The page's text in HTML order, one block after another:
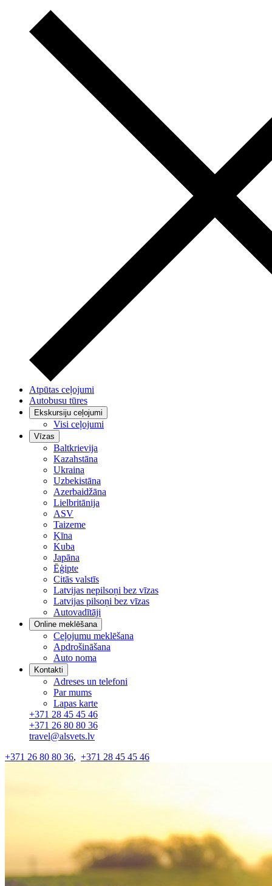
Atpūtas ceļojumi
Autobusu tūres
Ekskursiju ceļojumi
Visi ceļojumi
Vīzas
Baltkrievija
Kazahstāna
Ukraina
Uzbekistāna
Azerbaidžāna
Lielbritānija
ASV
Taizeme
Ķīna
Kuba
Japāna
Ēģipte
Citās valstīs
Latvijas nepilsoņi bez vīzas
Latvijas pilsoņi bez vīzas
Autovadītāji
Online meklēšana
Ceļojumu meklēšana
Apdrošināšana
Auto noma
Kontakti
Adreses un telefoni
Par mums
Lapas karte
+371 28 45 45 46
+371 26 80 80 36
travel@alsvets.lv
+371 26 80 80 36, +371 28 45 45 46